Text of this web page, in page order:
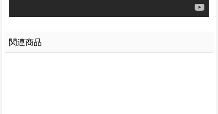
関連商品